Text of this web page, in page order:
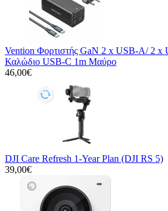
Vention Φορτιστής GaN 2 x USB-A/ 2 x
Καλώδιο USB-C 1m Μαύρο
46,00€
DJI Care Refresh 1-Year Plan (DJI RS 5)
39,00€